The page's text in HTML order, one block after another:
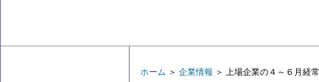
ホーム ＞ 企業情報 ＞ 上場企業の４～６月経